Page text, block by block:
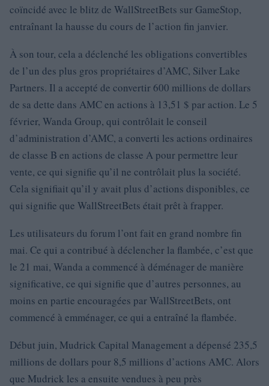
coïncidé avec le blitz de WallStreetBets sur GameStop,
entraînant la hausse du cours de l’action fin janvier.
À son tour, cela a déclenché les obligations convertibles
de l’un des plus gros propriétaires d’AMC, Silver Lake
Partners. Il a accepté de convertir 600 millions de dollars
de sa dette dans AMC en actions à 13,51 $ par action. Le 5
février, Wanda Group, qui contrôlait le conseil
d’administration d’AMC, a converti les actions ordinaires
de classe B en actions de classe A pour permettre leur
vente, ce qui signifie qu’il ne contrôlait plus la société.
Cela signifiait qu’il y avait plus d’actions disponibles, ce
qui signifie que WallStreetBets était prêt à frapper.
Les utilisateurs du forum l’ont fait en grand nombre fin
mai. Ce qui a contribué à déclencher la flambée, c’est que
le 21 mai, Wanda a commencé à déménager de manière
significative, ce qui signifie que d’autres personnes, au
moins en partie encouragées par WallStreetBets, ont
commencé à emménager, ce qui a entraîné la flambée.
Début juin, Mudrick Capital Management a dépensé 235,5
millions de dollars pour 8,5 millions d’actions AMC. Alors
que Mudrick les a ensuite vendues à peu près